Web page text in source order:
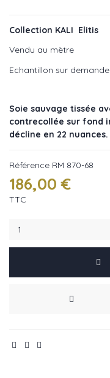
Collection KALI Elitis
Vendu au mètre
Echantillon sur demande
Soie sauvage tissée
contrecollée sur fond
décline en 22 nuances.
Référence RM 870-68
186,00 €
TTC